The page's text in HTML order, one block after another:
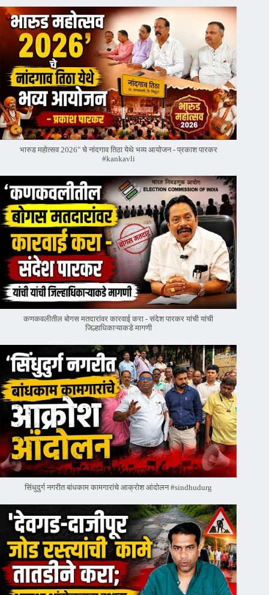
भारुड महोत्सव 2026" चे नांदगाव तिठा येथे भव्य आयोजन - प्रकाश पारकर
#kankavli
कणकवलीतील बोगस मतदारांवर‌ कारवाई करा - संदेश पारकर यांची यांची
जिल्हाधिकाऱ्याकडे मागणी
सिंधुदुर्ग नगरीत बांधकाम कामगारांचे आक्रोश आंदोलन #sindhudurg